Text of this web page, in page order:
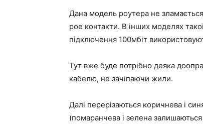
Дана модель роутера не зламається,
poe контакти. В інших моделях
підключення 100мбіт
Тут вже буде потрібно деяка
кабелю, не зачіпаючи жили.
Далі перерізаються коричнева і
(помаранчева і зелена